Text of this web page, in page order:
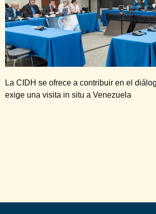
La CIDH se ofrece a contribuir en el
exige una visita in situ a Venezuela